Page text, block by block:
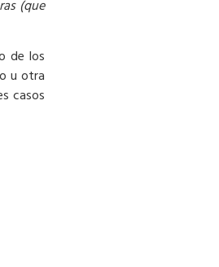
(que
de los
u otra
casos